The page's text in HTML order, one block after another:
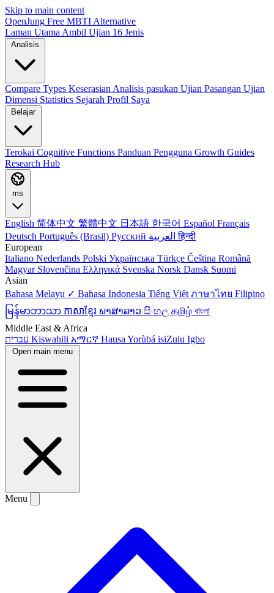
Skip to main content
OpenJung Free MBTI Alternative
Laman Utama Ambil Ujian 16 Jenis
Compare Types Keserasian Analisis pasukan Ujian Pasangan Ujian
Dimensi Statistics Sejarah Profil Saya
Belajar
Terokai Cognitive Functions Panduan Pengguna Growth Guides
Research Hub
ms
English 简体中文 繁體中文 日本語 한국어 Español Français
Deutsch Português (Brasil) Русский العربيةहिन्दी
European
Italiano Nederlands Polski Українська Türkçe Čeština Română
Magyar Slovenčina Ελληνικά Svenska Norsk Dansk Suomi
Asian
Bahasa Melayu ✓ Bahasa Indonesia Tiếng Việt ภาษาไทย Filipino
မြန်မာဘာသာ ភាសាខ្មែរ ພາສາລາວ සිංහල தமிழ் বাংলা
Middle East & Africa
Kiswahili አማርኛ Hausa Yorùbá isiZulu Igbo
Open main menu
Menu